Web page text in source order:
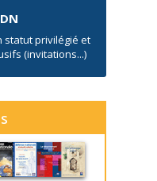
statut privilégié et
(invitations...)